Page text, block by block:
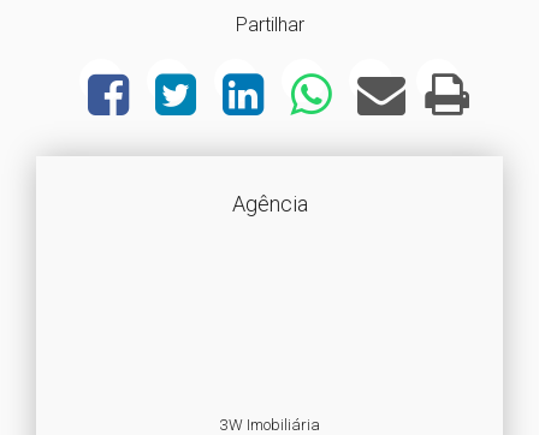
Partilhar
Agência
3W Imobiliária